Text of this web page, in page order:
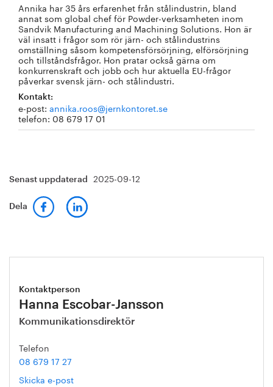
Annika har 35 års erfarenhet från stålindustrin, bland
annat som global chef för Powder-verksamheten inom
Sandvik Manufacturing and Machining Solutions. Hon är
väl insatt i frågor som rör järn- och stålindustrins
omställning såsom kompetensförsörjning, elförsörjning
och tillståndsfrågor. Hon pratar också gärna om
konkurrenskraft och jobb och hur aktuella EU-frågor
påverkar svensk järn- och stålindustri.
Kontakt:
e-post: annika.roos@jernkontoret.se
telefon: 08 679 17 01
Senast uppdaterad 2025-09-12
Dela
Kontaktperson
Hanna Escobar-Jansson
Kommunikationsdirektör
Telefon
08 679 17 27
Skicka e-post